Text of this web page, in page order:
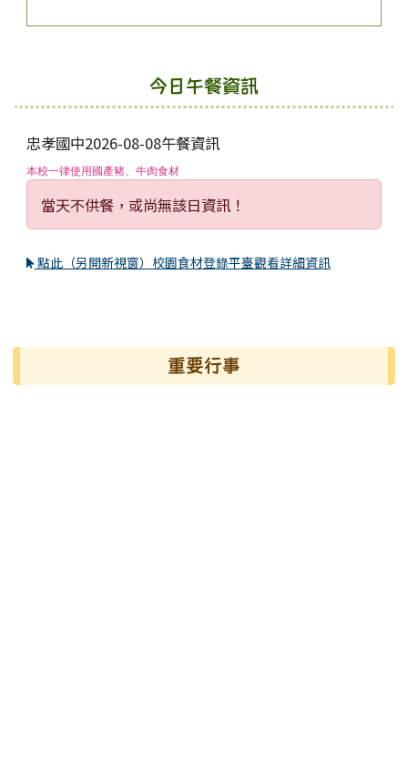
今日午餐資訊
忠孝國中2026-08-08午餐資訊
本校一律使用國產豬、牛肉食材
當天不供餐，或尚無該日資訊！
點此（另開新視窗）校園食材登錄平臺觀看詳細資訊
左邊區域內容 重要行事